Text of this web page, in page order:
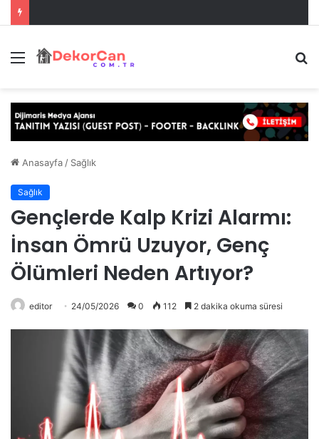
Menü
...
Anasayfa / Sağlık
Sağlık
Gençlerde Kalp Krizi Alarmı:
İnsan Ömrü Uzuyor, Genç
Ölümleri Neden Artıyor?
editor 24/05/2026 0 112 2 dakika okuma süresi